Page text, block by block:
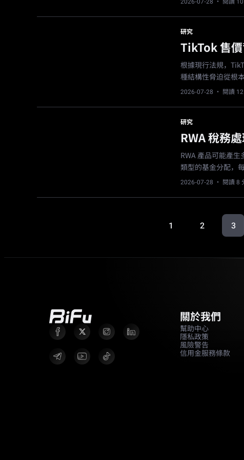
2026-07-28 · 閱讀
研究
TikTok 售價
根據現行法規，
種結構性脅迫從根
2026-07-28 · 閱讀
研究
RWA 稅務
RWA 產品可能產
類型的基金分配，
2026-07-28 · 閱讀 8
1 2 3
關於我們
幫助中心
隱私政策
風險警告
信用金服務條款